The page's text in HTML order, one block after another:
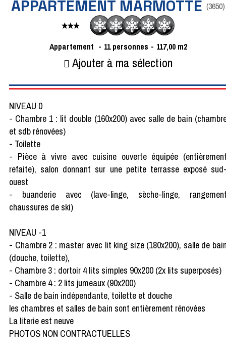
APPARTEMENT MARMOTTE (3650)
Appartement 11 personnes 117,00 m2
Ajouter à ma sélection
NIVEAU 0
- Chambre 1 : lit double (160x200) avec salle de bain
et sdb rénovées)
- Toilette
- Pièce à vivre avec cuisine ouverte équipée
refaite), salon donnant sur une petite terrasse exposé
ouest
- buanderie avec (lave-linge, sèche-linge,
chaussures de ski)
NIVEAU -1
- Chambre 2 : master avec lit king size (180x200), salle de
(douche, toilette),
- Chambre 3 : dortoir 4 lits simples 90x200 (2x lits superposés)
- Chambre 4 : 2 lits jumeaux (90x200)
- Salle de bain indépendante, toilette et douche
les chambres et salles de bain sont entièrement rénovées
La literie est neuve
PHOTOS NON CONTRACTUELLES